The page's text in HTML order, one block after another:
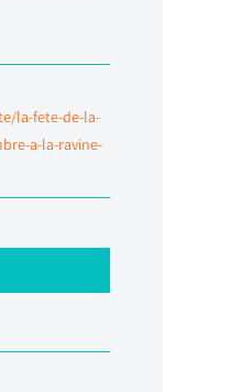
la-fete-de-la-
a-la-ravine-